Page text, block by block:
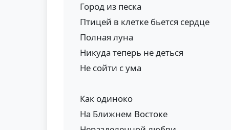
Город из песка
Птицей в клетке бьется сердце
Полная луна
Никуда теперь не деться
Не сойти с ума
Как одиноко
На Ближнем Востоке